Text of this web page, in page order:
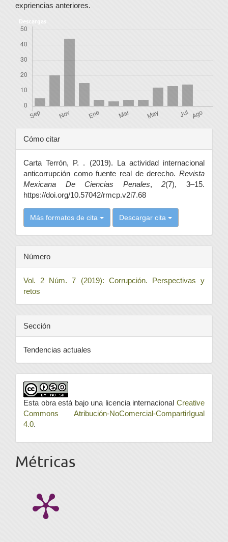
expriencias anteriores.
Descargas
Detalles
del
artículo
Cómo citar
Carta Terrón, P. . (2019). La actividad internacional
anticorrupción como fuente real de derecho. Revista
Mexicana De Ciencias Penales,2(7), 3–15.
https://doi.org/10.57042/rmcp.v2i7.68
Más formatos de cita Descargar cita
Número
Vol. 2 Núm. 7 (2019): Corrupción. Perspectivas y
retos
Sección
Tendencias actuales
Esta obra está bajo una licencia internacional Creative
Commons Atribución-NoComercial-CompartirIgual
4.0.
Métricas